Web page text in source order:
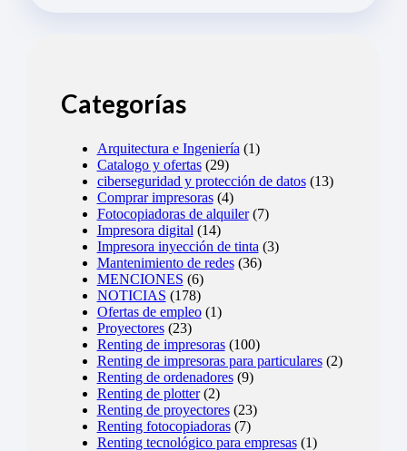
Categorías
Arquitectura e Ingeniería (1)
Catalogo y ofertas(29)
ciberseguridad y protección de datos(13)
Comprar impresoras(4)
Fotocopiadoras de alquiler(7)
Impresora digital (14)
Impresora inyección de tinta (3)
Mantenimiento de redes(36)
MENCIONES (6)
NOTICIAS (178)
Ofertas de empleo(1)
Proyectores(23)
Renting de impresoras(100)
Renting de impresoras para particulares(2)
Renting de ordenadores(9)
Renting de plotter(2)
Renting de proyectores(23)
Renting fotocopiadoras(7)
Renting tecnológico para empresas(1)